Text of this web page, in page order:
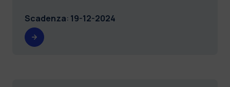
Scadenza: 19-12-2024